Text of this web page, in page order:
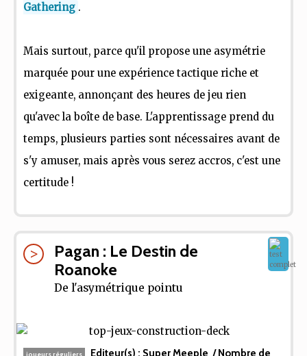
Gathering .
Mais surtout, parce qu'il propose une asymétrie
marquée pour une expérience tactique riche et
exigeante, annonçant des heures de jeu rien
qu'avec la boîte de base. L'apprentissage prend du
temps, plusieurs parties sont nécessaires avant de
s'y amuser, mais après vous serez accros, c'est une
certitude !
Pagan : Le Destin de
Roanoke
De l'asymétrique pointu
joueurs réguliers Editeur(s) : Super Meeple / Nombre de